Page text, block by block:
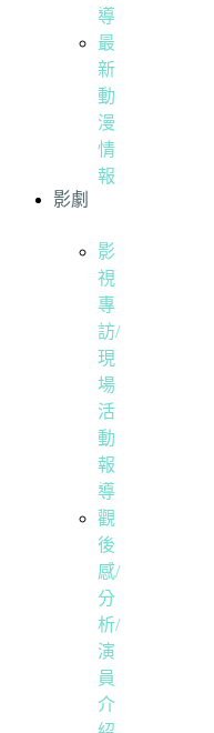
導
最
新
動
漫
情
報
影劇
影
視
專
訪/
現
場
活
動
報
導
觀
後
感/
分
析/
演
員
介